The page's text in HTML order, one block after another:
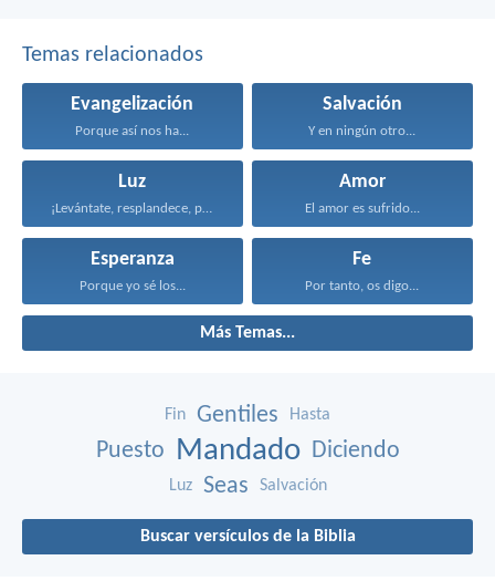
Temas relacionados
Evangelización
Porque así nos ha...
Salvación
Y en ningún otro...
Luz
¡Levántate, resplandece, porque ha...
Amor
El amor es sufrido...
Esperanza
Porque yo sé los...
Fe
Por tanto, os digo...
Más Temas...
Fin Gentiles Hasta
Puesto Mandado Diciendo
Luz Seas Salvación
Buscar versículos de la Biblia